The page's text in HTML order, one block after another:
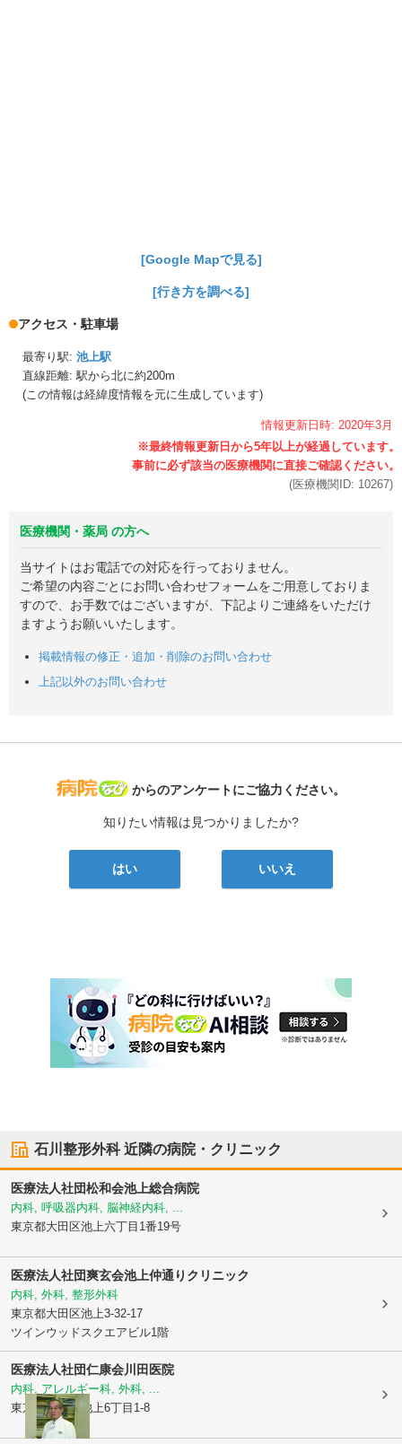
[Google Mapで見る]
[行き方を調べる]
アクセス・駐車場
最寄り駅: 池上駅
直線距離: 駅から北に約200m
(この情報は経緯度情報を元に生成しています)
情報更新日時: 2020年3月
(医療機関ID: 10267)
医療機関・薬局 の方へ
当サイトはお電話での対応を行っておりません。
ご希望の内容ごとにお問い合わせフォームをご用意しておりま
すので、お手数ではございますが、下記よりご連絡をいただけ
ますようお願いいたします。
掲載情報の修正・追加・削除のお問い合わせ
上記以外のお問い合わせ
病院なび
からのアンケートにご協力ください。
知りたい情報は見つかりましたか?
はい いいえ
石川整形外科近隣の病院・クリニック
医療法人社団松和会池上総合病院
内科, 呼吸器内科, 脳神経内科, ...
東京都大田区池上六丁目1番19号
医療法人社団爽玄会池上仲通りクリニック
内科, 外科, 整形外科
東京都大田区池上3-32-17
ツインウッドスクエアビル1階
医療法人社団仁康会川田医院
内科, アレルギー科, 外科, ...
東京都大田区池上6丁目1-8